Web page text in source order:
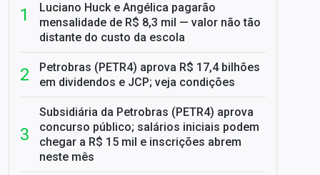
Luciano Huck e Angélica pagarão
mensalidade de R$ 8,3 mil — valor não tão
distante do custo da escola
Petrobras (PETR4) aprova R$ 17,4 bilhões
em dividendos e JCP; veja condições
Subsidiária da Petrobras (PETR4) aprova
concurso público; salários iniciais podem
chegar a R$ 15 mil e inscrições abrem
neste mês